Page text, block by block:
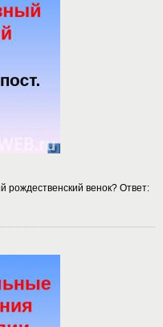
рождественский венок? Ответ: